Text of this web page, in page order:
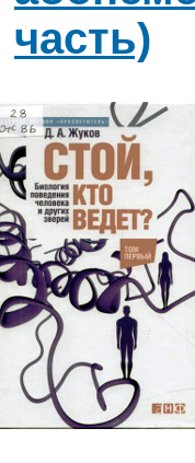
часть)